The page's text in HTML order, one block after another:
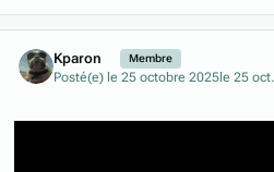
Kparon Membre
Posté(e) le 25 octobre 2025le 25 oct.